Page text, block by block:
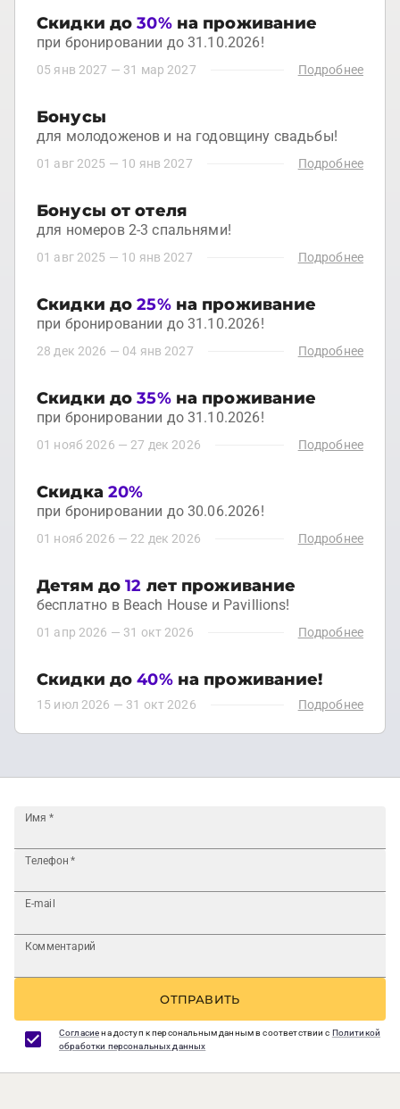
Скидки до30%на проживание
при бронировании до 31.10.2026!
05 янв 2027 — 31 мар 2027 Подробнее
Бонусы
для молодоженов и на годовщину свадьбы!
01 авг 2025 — 10 янв 2027 Подробнее
Бонусы от отеля
для номеров 2-3 спальнями!
01 авг 2025 — 10 янв 2027 Подробнее
Скидки до25%на проживание
при бронировании до 31.10.2026!
28 дек 2026 — 04 янв 2027 Подробнее
Скидки до35%на проживание
при бронировании до 31.10.2026!
01 нояб 2026 — 27 дек 2026 Подробнее
Скидка 20%
при бронировании до 30.06.2026!
01 нояб 2026 — 22 дек 2026 Подробнее
Детям до12 лет проживание
бесплатно в Beach House и Pavillions!
01 апр 2026 — 31 окт 2026 Подробнее
Скидки до40%на проживание!
15 июл 2026 — 31 окт 2026 Подробнее
Имя *
Телефон *
E-mail
Комментарий
ОТПРАВИТЬ
Согласиена доступ к персональным данным в соответствии с Политикой
обработки персональных данных